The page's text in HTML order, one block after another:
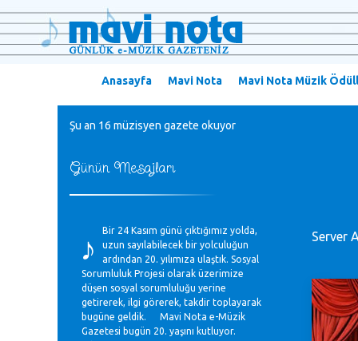
Anasayfa Mavi Nota Mavi Nota Müzik
Şu an 16 müzisyen gazete okuyor
Günün Mesajları
♪
Bir 24 Kasım günü çıktığımız yolda,
uzun sayılabilecek bir yolculuğun
ardından 20. yılımıza ulaştık. Sosyal
Sorumluluk Projesi olarak üzerimize
düşen sosyal sorumluluğu yerine
getirerek, ilgi görerek, takdir toplayarak
bugüne geldik. Mavi Nota e-Müzik
Gazetesi bugün 20. yaşını kutluyor.
Server